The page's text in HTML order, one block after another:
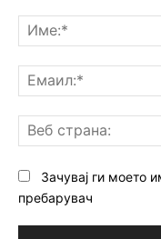
Зачувај ги моето
пребарувач